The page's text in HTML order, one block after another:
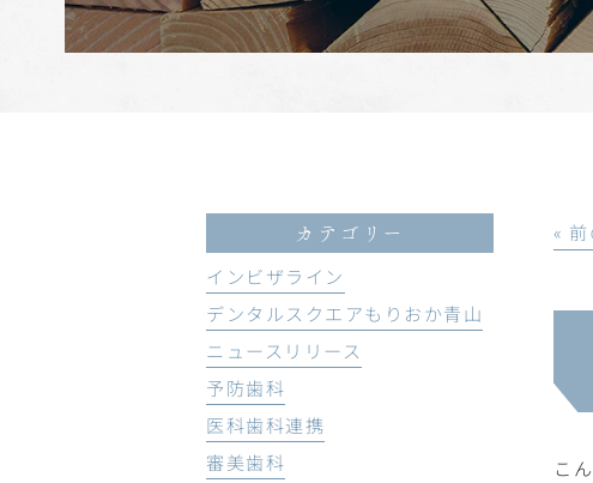
«
こ
カテゴリー
インビザライン
デンタルスクエアもりおか青山
ニュースリリース
予防歯科
医科歯科連携
審美歯科